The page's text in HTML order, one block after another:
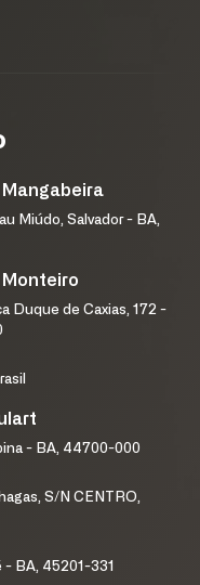
Miúdo, Salvador - BA,
Duque de Caxias, 172 -
- BA, 44700-000
S/N CENTRO,
- BA, 45201-331